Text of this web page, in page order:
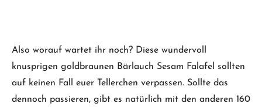
Also worauf wartet ihr noch? Diese wundervoll
knusprigen goldbraunen Bärlauch Sesam Falafel sollten
auf keinen Fall euer Tellerchen verpassen. Sollte das
dennoch passieren, gibt es natürlich mit den anderen 160